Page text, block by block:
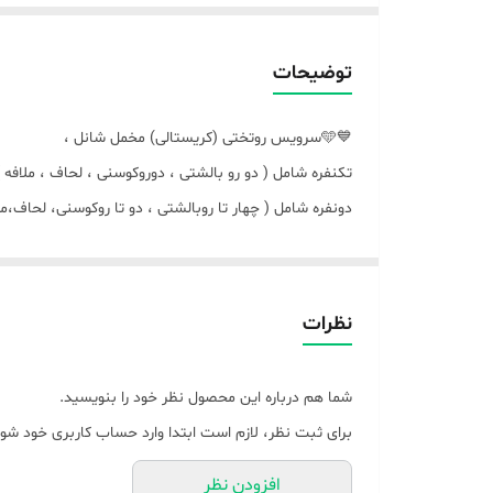
توضیحات
💙🩵سرویس روتختی (کریستالی) مخمل شانل ،
تکنفره شامل ( دو رو بالشتی ، دوروکوسنی ، لحاف ، ملافه
دونفره شامل ( چهار تا روبالشتی ، دو تا روکوسنی،
الیاف داخل لحاف ( ضد حساسیت ویسکوز درجه یک
نظرات
شما هم درباره این محصول نظر خود را بنویسید.
برای ثبت نظر، لازم است ابتدا وارد حساب کاربری خود
افزودن نظر